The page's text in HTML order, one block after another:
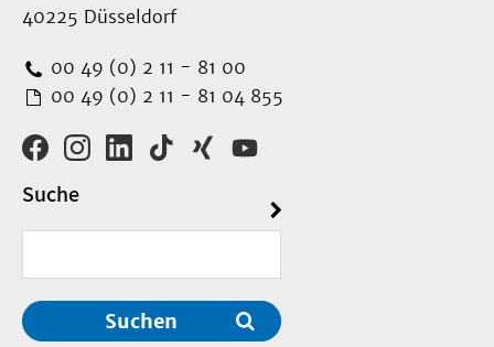
40225 Düsseldorf
00 49 (0) 2 11 - 81 00
00 49 (0) 2 11 - 81 04 855
Suche
Suchen